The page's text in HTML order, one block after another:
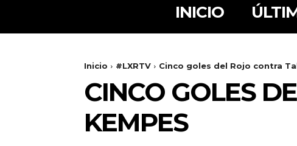
INICIO
Inicio #LXRTV Cinco goles del Rojo contra
CINCO GOLES
KEMPES